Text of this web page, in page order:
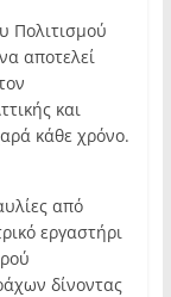
Πολιτισμού
αποτελεί
και
κάθε χρόνο.
από
εργαστήρι
δίνοντας